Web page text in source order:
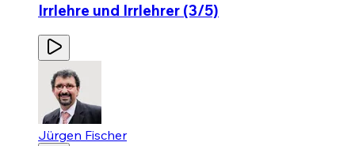
Irrlehre und Irrlehrer (3/5)
Jürgen Fischer